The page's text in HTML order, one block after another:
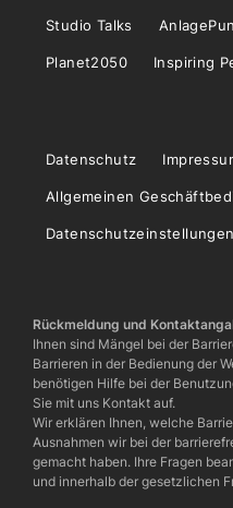
Studio Talks
Planet2050 Inspiring
Datenschutz
Allgemeinen
Datenschutzeinstellungen
Rückmeldung und
Ihnen sind Mängel bei der
Barrieren in der Bedienung der
benötigen Hilfe bei der
Sie mit uns Kontakt auf.
Wir erklären Ihnen, welche
Ausnahmen wir bei der
gemacht haben. Ihre Fragen
und innerhalb der gesetzlichen